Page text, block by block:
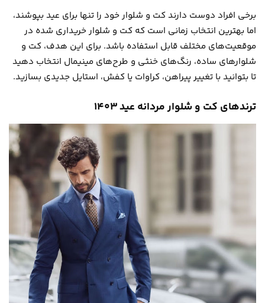
برخی افراد دوست دارند کت و شلوار خود را تنها برای عید بپوشند،
اما بهترین انتخاب زمانی است که کت و شلوار خریداری شده در
موقعیت‌های مختلف قابل استفاده باشد. برای این هدف، کت و
شلوارهای ساده، رنگ‌های خنثی و طرح‌های مینیمال انتخاب دهید
تا بتوانید با تغییر پیراهن، کراوات یا کفش، استایل جدیدی بسازید.
ترندهای کت و شلوار مردانه عید ۱۴۰۳